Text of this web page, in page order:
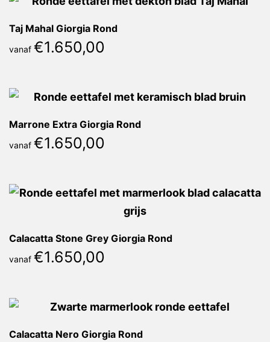
Taj Mahal Giorgia Rond
vanaf €1.650,00
Marrone Extra Giorgia Rond
vanaf €1.650,00
Calacatta Stone Grey Giorgia Rond
vanaf €1.650,00
Calacatta Nero Giorgia Rond